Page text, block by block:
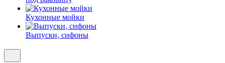
Кухонные мойки
Выпуски, сифоны